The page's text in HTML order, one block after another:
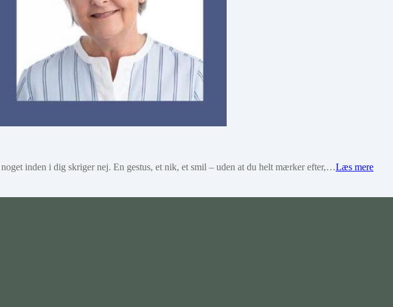
inden i dig skriger nej. En gestus, et nik, et smil – uden at du helt mærker efter,…Læs mere